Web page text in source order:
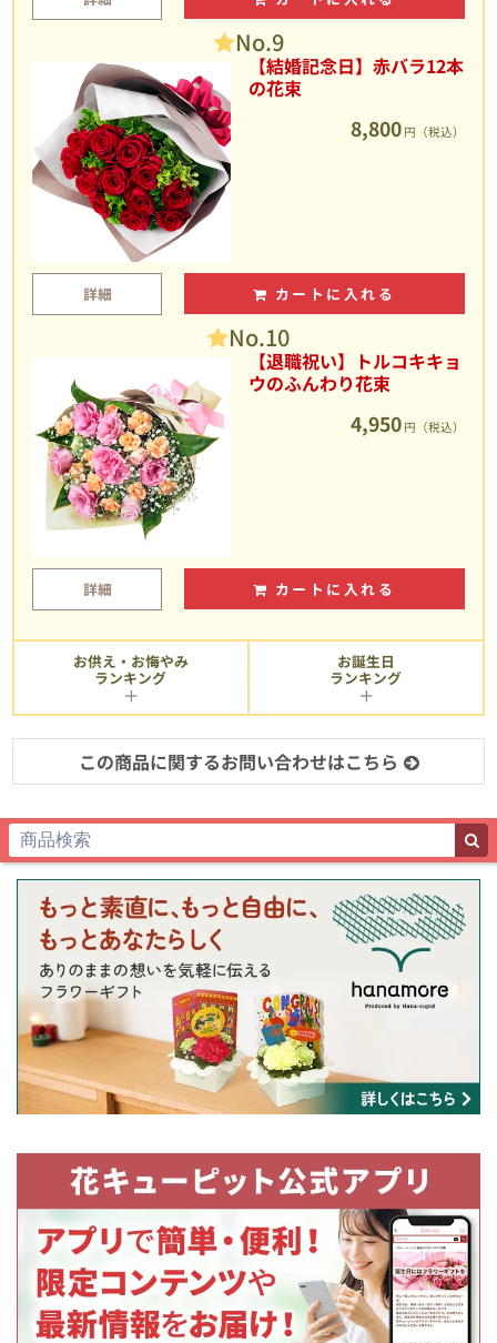
No.9
【結婚記念日】赤バラ12本
の花束
8,800 円（税込）
詳細 カートに入れる
No.10
【退職祝い】トルコキキョ
ウのふんわり花束
4,950 円（税込）
詳細 カートに入れる
お供え・お悔やみ
ランキング
お誕生日
ランキング
この商品に関するお問い合わせはこちら